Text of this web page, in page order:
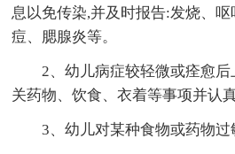
息以免传染,并及时报告:发烧、
痘、腮腺炎等。
2、幼儿病症较轻微或痊愈
关药物、饮食、衣着等事项并认
3、幼儿对某种食物或药物过